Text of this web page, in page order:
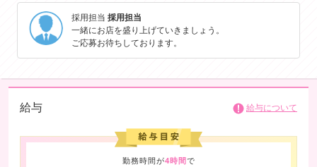
なく、入店したては初々しい不慣れなくらいが好印象。未経験さんだけ
ではなくキャバ嬢さんの副業としても働けるように、売上ノルマも待機
時給のカットもモチベが下がるものはなくしました。
採用担当採用担当
一緒にお店を盛り上げていきましょう。
ご応募お待ちしております。
給与 給与について
勤務時間が4時間で